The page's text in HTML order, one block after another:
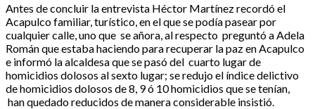
Antes de concluir la entrevista Héctor Martínez recordó el
Acapulco familiar, turístico, en el que se podía pasear por
cualquier calle, uno que se añora, al respecto preguntó a Adela
Román que estaba haciendo para recuperar la paz en Acapulco
e informó la alcaldesa que se pasó del cuarto lugar de
homicidios dolosos al sexto lugar; se redujo el índice delictivo
de homicidios dolosos de 8, 9 ó 10 homicidios que se tenían,
han quedado reducidos de manera considerable insistió.